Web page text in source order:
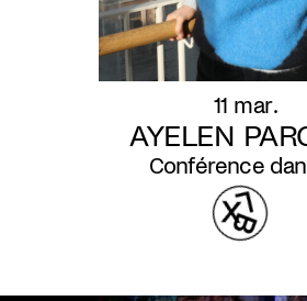
11 mar.
AYELEN
Conférence